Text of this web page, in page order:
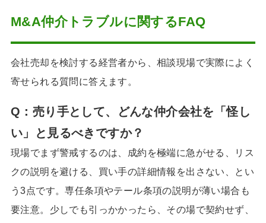
M&A仲介トラブルに関するFAQ
会社売却を検討する経営者から、相談現場で実際によく
寄せられる質問に答えます。
Q：売り手として、どんな仲介会社を「怪し
い」と見るべきですか？
現場でまず警戒するのは、成約を極端に急がせる、リス
クの説明を避ける、買い手の詳細情報を出さない、とい
う3点です。専任条項やテール条項の説明が薄い場合も
要注意。少しでも引っかかったら、その場で契約せず、